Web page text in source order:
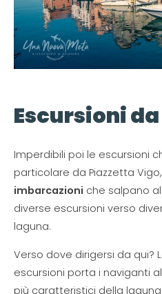
Escursioni
Imperdibili poi le escursioni
particolare da Piazzetta
imbarcazioni che salpano
diverse escursioni verso
laguna.
Verso dove dirigersi da qui?
escursioni porta i naviganti
più caratteristici della